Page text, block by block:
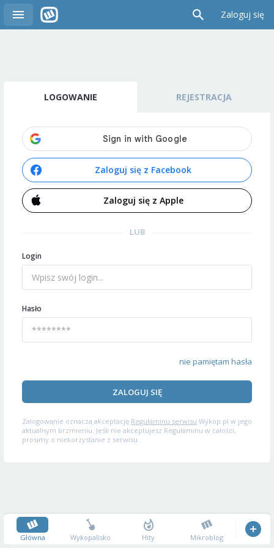
Zaloguj się
LOGOWANIE REJESTRACJA
Zaloguj się z Facebook
Zaloguj się z Apple
LUB
Login
Hasło
nie pamiętam hasła
ZALOGUJ SIĘ
Zalogowanie oznacza akceptację Regulaminu serwisu Wykop.pl w jego
aktualnym brzmieniu. Jeśli nie akceptujesz Regulaminu w całości,
prosimy o niekorzystanie z serwisu.
Główna Wykopalisko Hity Mikroblog